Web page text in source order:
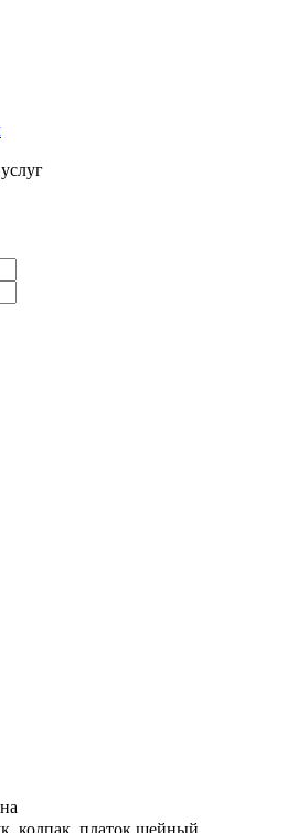
колпак, платок шейный